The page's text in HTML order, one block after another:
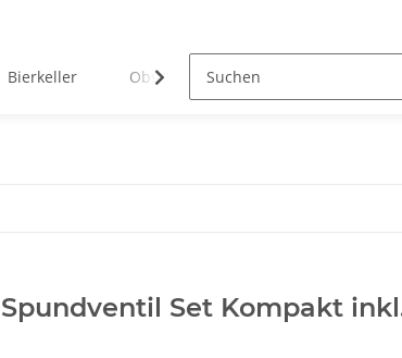
Bierkeller Obstverarbeitung
Spundventil Set Kompakt